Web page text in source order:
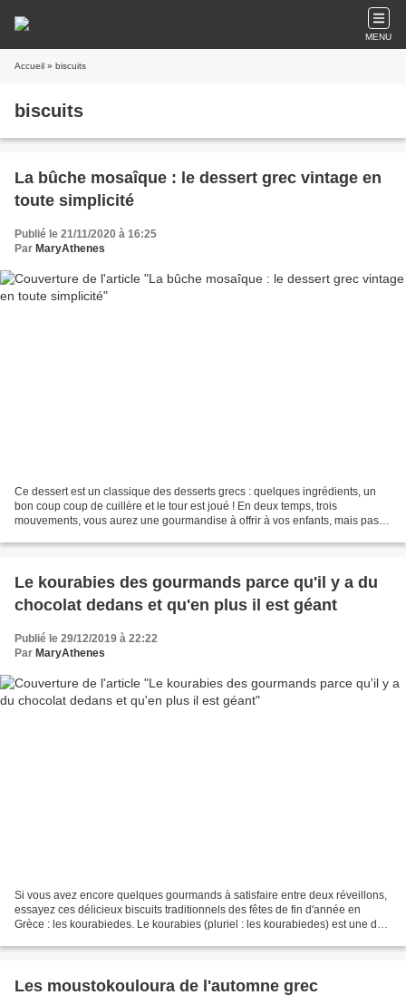
MENU
Accueil » biscuits
biscuits
La bûche mosaîque : le dessert grec vintage en
toute simplicité
Publié le 21/11/2020 à 16:25
Par MaryAthenes
Ce dessert est un classique des desserts grecs : quelques ingrédients, un
bon coup coup de cuillère et le tour est joué ! En deux temps, trois
mouvements, vous aurez une gourmandise à offrir à vos enfants, mais pas
Le kourabies des gourmands parce qu'il y a du
chocolat dedans et qu'en plus il est géant
Publié le 29/12/2019 à 22:22
Par MaryAthenes
Si vous avez encore quelques gourmands à satisfaire entre deux réveillons,
essayez ces délicieux biscuits traditionnels des fêtes de fin d'année en
Grèce : les kourabiedes. Le kourabies (pluriel : les kourabiedes) est une des
Les moustokouloura de l'automne grec